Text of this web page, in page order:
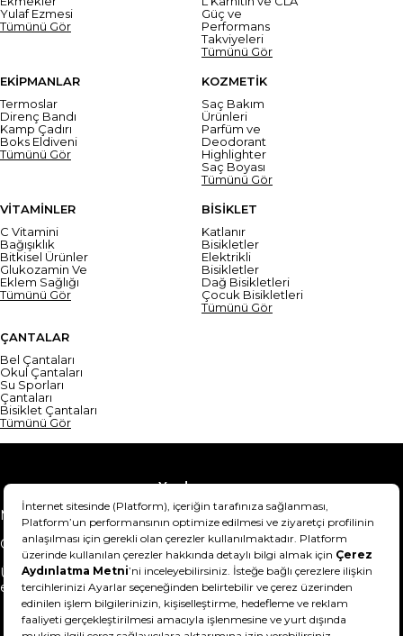
Yulaf Ezmesi
Tümünü Gör
Güç ve
Performans
Takviyeleri
Tümünü Gör
EKİPMANLAR
Termoslar
Direnç Bandı
Kamp Çadırı
Boks Eldiveni
Tümünü Gör
KOZMETİK
Saç Bakım
Ürünleri
Parfüm ve
Deodorant
Highlighter
Saç Boyası
Tümünü Gör
VİTAMİNLER
C Vitamini
Bağışıklık
Bitkisel Ürünler
Glukozamin Ve
Eklem Sağlığı
Tümünü Gör
BİSİKLET
Katlanır
Bisikletler
Elektrikli
Bisikletler
Dağ Bisikletleri
Çocuk Bisikletleri
Tümünü Gör
ÇANTALAR
Bel Çantaları
Okul Çantaları
Su Sporları
Çantaları
Bisiklet Çantaları
Tümünü Gör
Yardım
Mesafeli Satış Sözleşmesi
Teslimat Bilgisi
Gizlilik Sözleşmesi
Şartlar & Koşullar
Ürünümü nasıl iade
edebilirim?
Hakkımızda